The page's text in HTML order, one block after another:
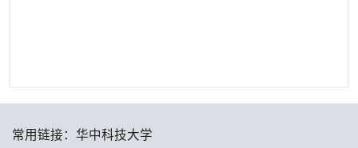
常用链接： 华中科技大学